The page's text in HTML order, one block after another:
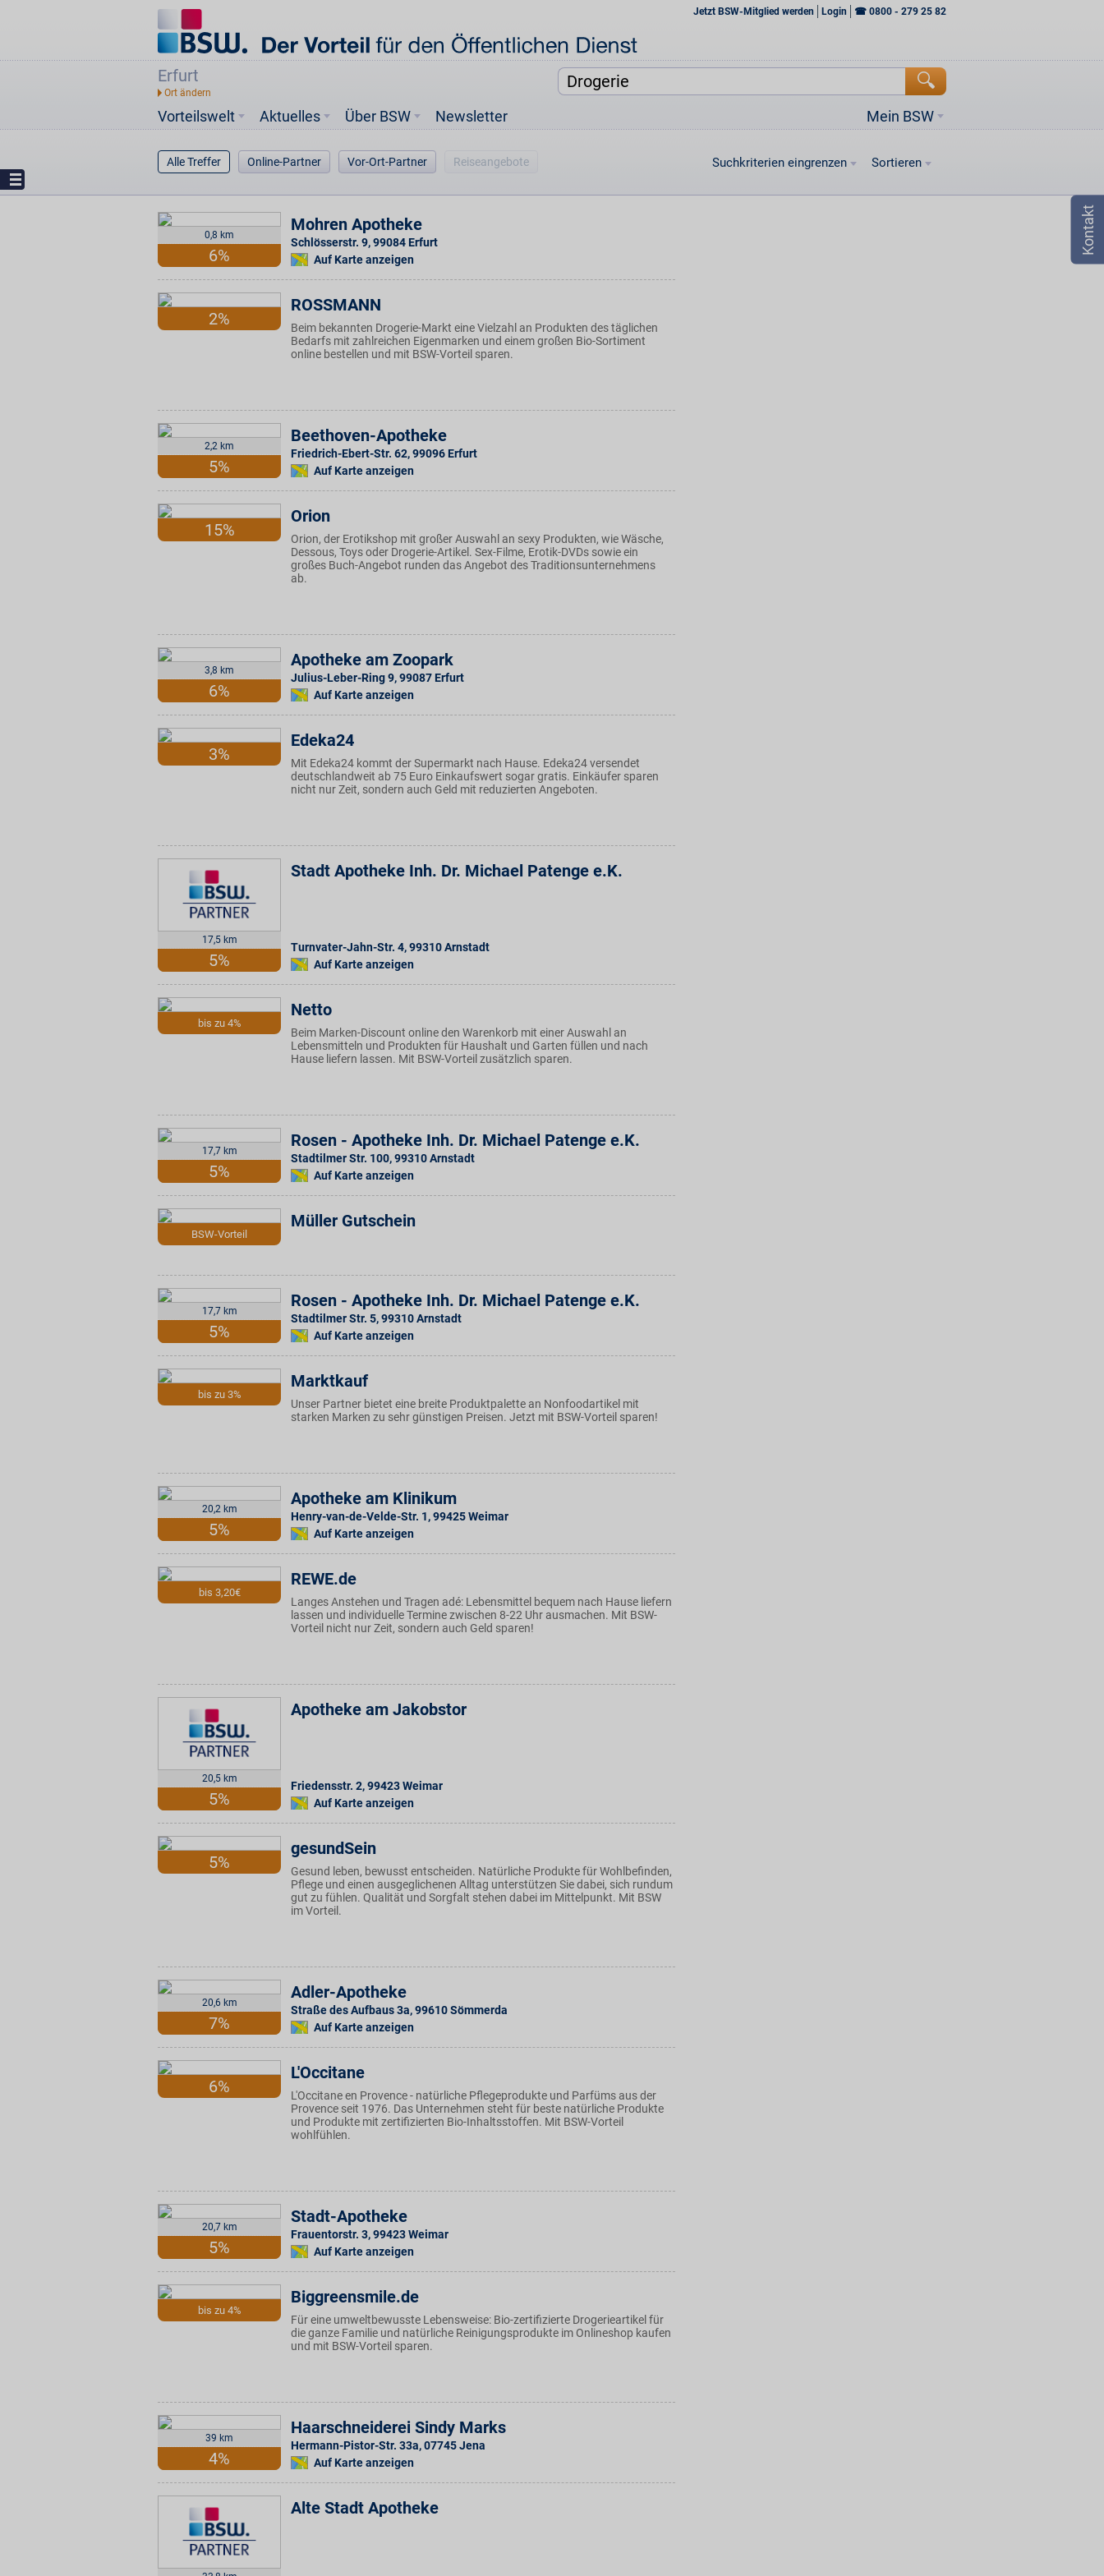
Jetzt BSW-Mitglied werden Login ☎ 0800 - 279 25 82
Erfurt
Vorteilswelt Mein BSW
Aktuelles Über BSW Newsletter
Alle Treffer Online-Partner Vor-Ort-Partner Reiseangebote Suchkriterien eingrenzen Sortieren
0,8 km
6%
Mohren Apotheke
Schlösserstr. 9,99084 Erfurt
Auf Karte anzeigen
2%
ROSSMANN
Beim bekannten Drogerie-Markt eine Vielzahl an Produkten des täglichen
Bedarfs mit zahlreichen Eigenmarken und einem großen Bio-Sortiment
online bestellen und mit BSW-Vorteil sparen.
2,2 km
5%
Beethoven-Apotheke
Friedrich-Ebert-Str. 62,99096 Erfurt
Auf Karte anzeigen
15%
Orion
Orion, der Erotikshop mit großer Auswahl an sexy Produkten, wie Wäsche,
Dessous, Toys oder Drogerie-Artikel. Sex-Filme, Erotik-DVDs sowie ein
großes Buch-Angebot runden das Angebot des Traditionsunternehmens
ab.
3,8 km
6%
Apotheke am Zoopark
Julius-Leber-Ring 9,99087 Erfurt
Auf Karte anzeigen
3%
Edeka24
Mit Edeka24 kommt der Supermarkt nach Hause. Edeka24 versendet
deutschlandweit ab 75 Euro Einkaufswert sogar gratis. Einkäufer sparen
nicht nur Zeit, sondern auch Geld mit reduzierten Angeboten.
17,5 km
5%
Stadt Apotheke Inh. Dr. Michael Patenge e.K.
Turnvater-Jahn-Str. 4,99310Arnstadt
Auf Karte anzeigen
bis zu 4%
Netto
Beim Marken-Discount online den Warenkorb mit einer Auswahl an
Lebensmitteln und Produkten für Haushalt und Garten füllen und nach
Hause liefern lassen. Mit BSW-Vorteil zusätzlich sparen.
17,7 km
5%
Rosen - Apotheke Inh. Dr. Michael Patenge e.K.
Stadtilmer Str. 100,99310Arnstadt
Auf Karte anzeigen
BSW-Vorteil
Müller Gutschein
17,7 km
5%
Rosen - Apotheke Inh. Dr. Michael Patenge e.K.
Stadtilmer Str. 5,99310Arnstadt
Auf Karte anzeigen
bis zu 3%
Marktkauf
Unser Partner bietet eine breite Produktpalette an Nonfoodartikel mit
starken Marken zu sehr günstigen Preisen. Jetzt mit BSW-Vorteil sparen!
20,2 km
5%
Apotheke am Klinikum
Henry-van-de-Velde-Str. 1,99425Weimar
Auf Karte anzeigen
bis 3,20€
REWE.de
Langes Anstehen und Tragen adé: Lebensmittel bequem nach Hause liefern
lassen und individuelle Termine zwischen 8-22 Uhr ausmachen. Mit BSW-
Vorteil nicht nur Zeit, sondern auch Geld sparen!
20,5 km
5%
Apotheke am Jakobstor
Friedensstr. 2,99423Weimar
Auf Karte anzeigen
5%
gesundSein
Gesund leben, bewusst entscheiden. Natürliche Produkte für Wohlbefinden,
Pflege und einen ausgeglichenen Alltag unterstützen Sie dabei, sich rundum
gut zu fühlen. Qualität und Sorgfalt stehen dabei im Mittelpunkt. Mit BSW
im Vorteil.
20,6 km
7%
Adler-Apotheke
Straße des Aufbaus 3a,99610Sömmerda
Auf Karte anzeigen
6%
L'Occitane
L'Occitane en Provence - natürliche Pflegeprodukte und Parfüms aus der
Provence seit 1976. Das Unternehmen steht für beste natürliche Produkte
und Produkte mit zertifizierten Bio-Inhaltsstoffen. Mit BSW-Vorteil
wohlfühlen.
20,7 km
5%
Stadt-Apotheke
Frauentorstr. 3,99423Weimar
Auf Karte anzeigen
bis zu 4%
Biggreensmile.de
Für eine umweltbewusste Lebensweise: Bio-zertifizierte Drogerieartikel für
die ganze Familie und natürliche Reinigungsprodukte im Onlineshop kaufen
und mit BSW-Vorteil sparen.
39 km
4%
Haarschneiderei Sindy Marks
Hermann-Pistor-Str. 33a,07745Jena
Auf Karte anzeigen
Alte Stadt Apotheke